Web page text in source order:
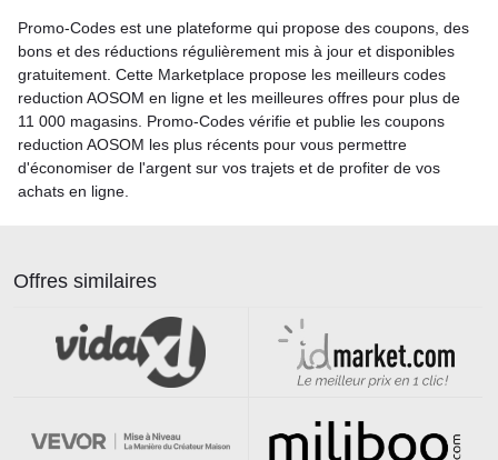
Promo-Codes est une plateforme qui propose des coupons, des
bons et des réductions régulièrement mis à jour et disponibles
gratuitement. Cette Marketplace propose les meilleurs codes
reduction AOSOM en ligne et les meilleures offres pour plus de
11 000 magasins. Promo-Codes vérifie et publie les coupons
reduction AOSOM les plus récents pour vous permettre
d'économiser de l'argent sur vos trajets et de profiter de vos
achats en ligne.
Offres similaires